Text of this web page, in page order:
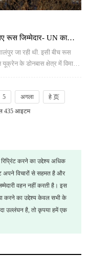
रूस जिम्मेदार- UN का
जा रही थी. इसी बीच रूस
के डोनबास क्षेत्र में विमान
5 अगला
हे 页
435 आइटम
करने का उद्देश्य अधिक
अपने विचारों से सहमत है और
वहन नहीं करती है। इस
करने का उद्देश्य केवल सभी के
उल्लंघन है, तो कृपया हमें एक